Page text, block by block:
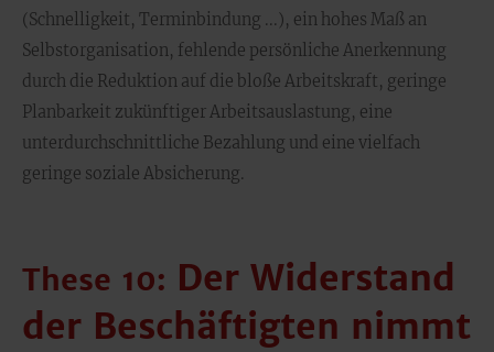
(Schnelligkeit, Terminbindung ...), ein hohes Maß an
Selbstorganisation, fehlende persönliche Anerkennung
durch die Reduktion auf die bloße Arbeitskraft, geringe
Planbarkeit zukünftiger Arbeitsauslastung, eine
unterdurchschnittliche Bezahlung und eine vielfach
geringe soziale Absicherung.
These 10: Der Widerstand
der Beschäftigten nimmt